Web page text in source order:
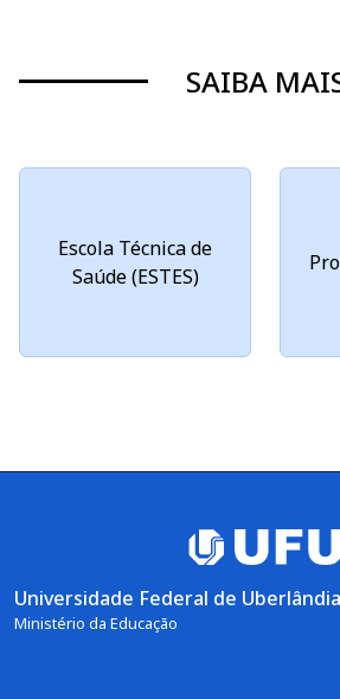
SAIBA
Escola Técnica de
Saúde (ESTES)
Universidade Federal de Uberlândia
Ministério da Educação